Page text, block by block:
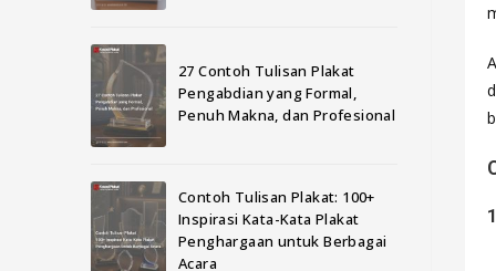
27 Contoh Tulisan Plakat
Pengabdian yang Formal,
Penuh Makna, dan Profesional
Contoh Tulisan Plakat: 100+
Inspirasi Kata-Kata Plakat
Penghargaan untuk Berbagai
Acara